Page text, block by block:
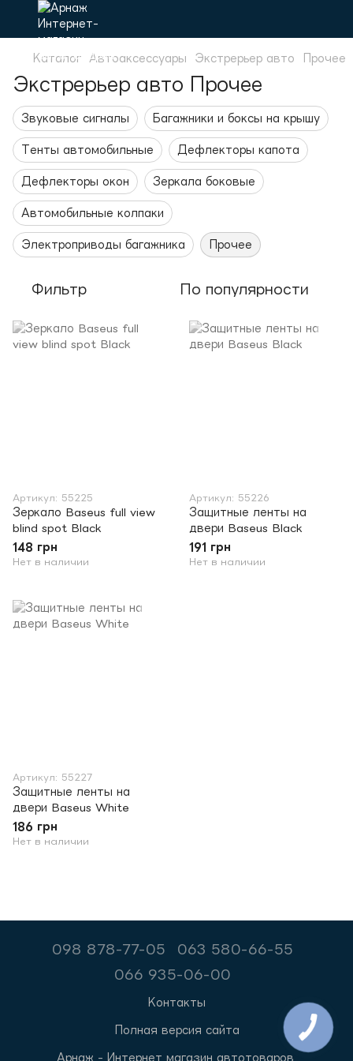
Каталог Автоаксессуары Экстрерьер авто Прочее
Экстрерьер авто Прочее
Звуковые сигналы Багажники и боксы на крышу
Тенты автомобильные Дефлекторы капота
Дефлекторы окон Зеркала боковые
Автомобильные колпаки
Электроприводы багажника Прочее
Фильтр По популярности
Артикул: 55225
Зеркало Baseus full view
blind spot Black
148 грн
Нет в наличии
Артикул: 55226
Защитные ленты на
двери Baseus Black
191 грн
Нет в наличии
Артикул: 55227
Защитные ленты на
двери Baseus White
186 грн
Нет в наличии
098 878-77-05
063 580-66-55
066 935-06-00
Контакты
Полная версия сайта
Арнаж - Интернет магазин автотоваров.